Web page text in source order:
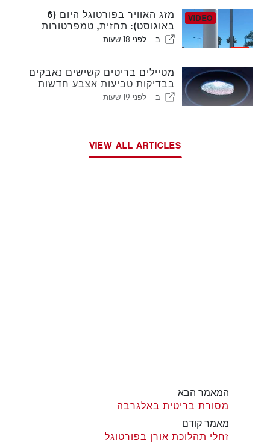
מזג האוויר בפורטוגל היום (6
באוגוסט): תחזית, טמפרטורות
ולמה לצפות
ב - לפני 18 שעות
מטיילים בריטים קשישים נאבקים
בבדיקות טביעות אצבע חדשות
של האיחוד האירופי
ב - לפני 19 שעות
VIEW ALL ARTICLES
המאמר הבא
מסורת בריטית באלגרבה
מאמר קודם
זחלי תהלוכת אורן בפורטוגל